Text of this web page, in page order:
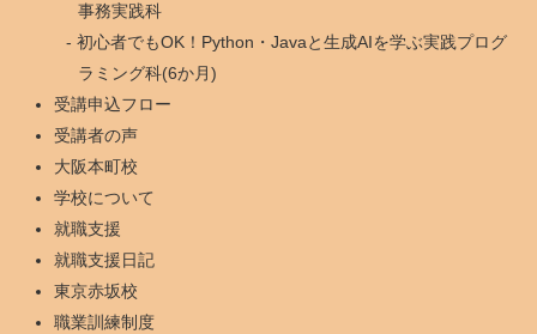
事務実践科
初心者でもOK！Python・Javaと生成AIを学ぶ実践プログ
ラミング科(6か月)
受講申込フロー
受講者の声
大阪本町校
学校について
就職支援
就職支援日記
東京赤坂校
職業訓練制度